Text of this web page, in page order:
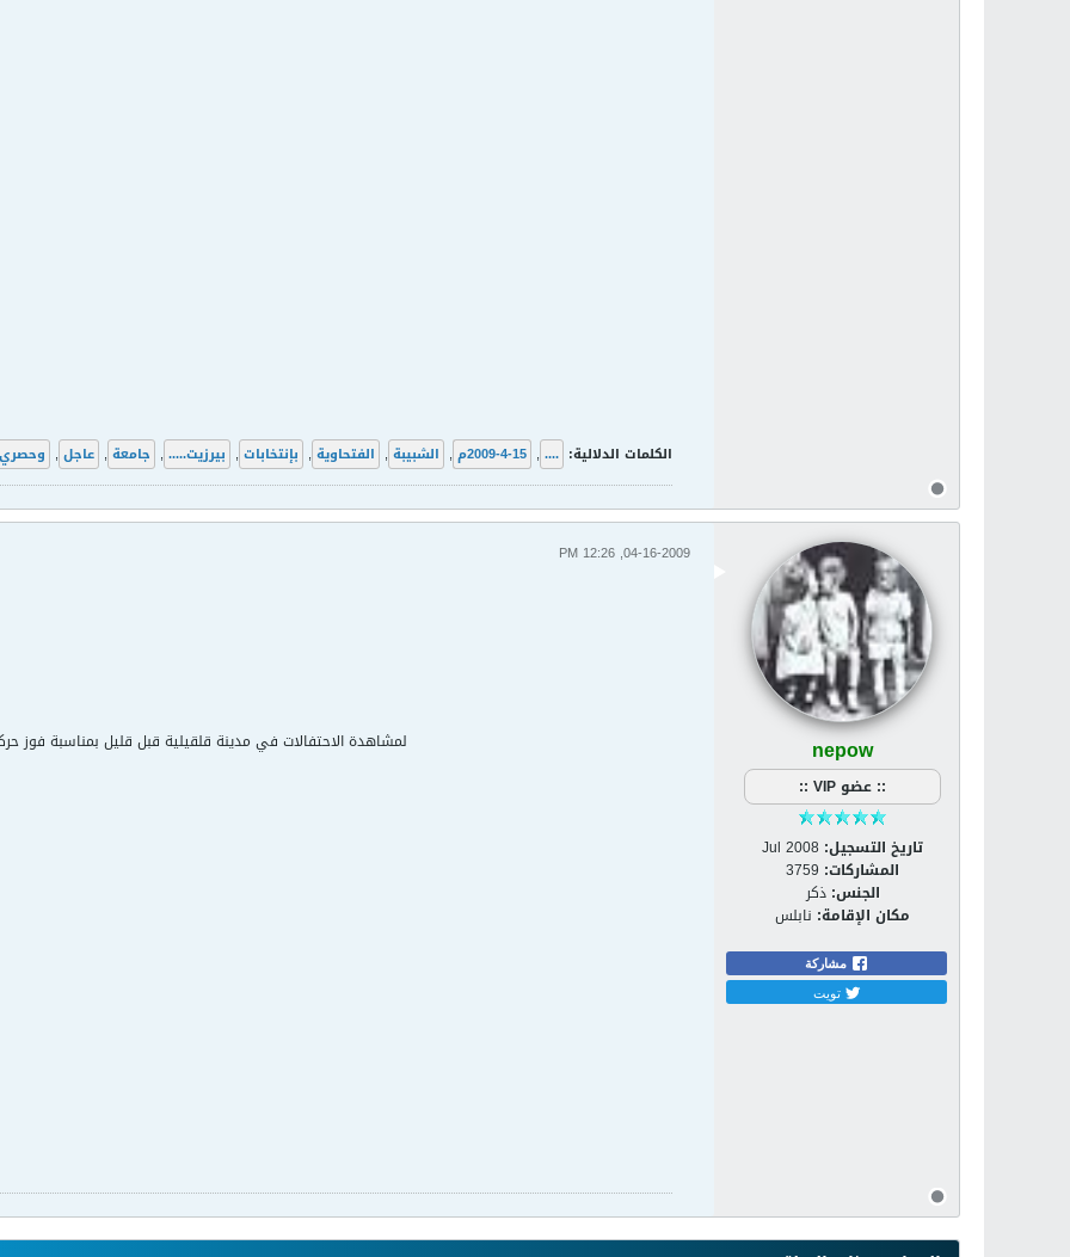
الكلمات الدلالية: ....
, 15-4-2009م , الشبيبة , الفتحاوية , بإنتخابات , بيرزيت..... , جامعة , عاجل , وحصري
nepow
:: عضو VIP ::
تاريخ التسجيل: Jul 2008
المشاركات: 3759
الجنس: ذكر
مكان الإقامة: نابلس
مشاركة
تويت
04-16-2009, 12:26 PM
لمشاهدة الاحتفالات في مدينة قلقيلية قبل قليل بمناسبة فوز